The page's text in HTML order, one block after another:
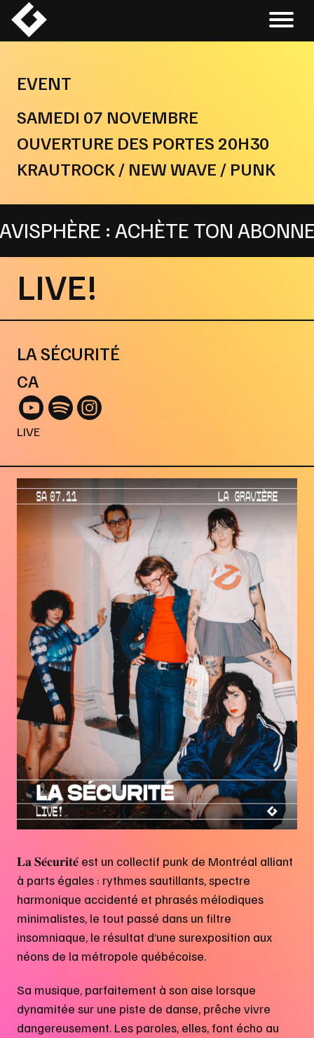
Skip
content
EVENT
SAMEDI 07 NOVEMBRE
OUVERTURE DES PORTES 20H30
KRAUTROCK / NEW WAVE / PUNK
: ACHÈTE TON
LIVE!
LA SÉCURITÉ
CA
LIVE
𝐋𝐚 𝐒𝐞́𝐜𝐮𝐫𝐢𝐭𝐞́ est un collectif punk de Montréal alliant
à parts égales : rythmes sautillants, spectre
harmonique accidenté et phrasés mélodiques
minimalistes, le tout passé dans un filtre
insomniaque, le résultat d’une surexposition aux
néons de la métropole québécoise.
Sa musique, parfaitement à son aise lorsque
dynamitée sur une piste de danse, prêche vivre
dangereusement. Les paroles, elles, font écho au